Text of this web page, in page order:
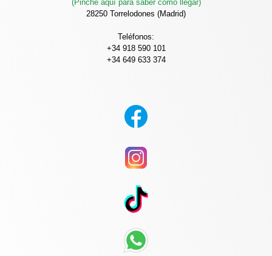
(Pinche aquí para saber cómo llegar)
28250 Torrelodones (Madrid)
Teléfonos:
+34 918 590 101
+34 649 633 374